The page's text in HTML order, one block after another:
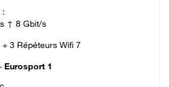
:
↑ 8 Gbit/s
3 Répéteurs Wifi 7
Eurosport 1